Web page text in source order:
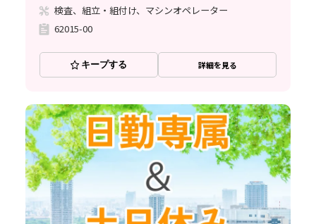
検査、組立・組付け、マシンオペレーター
62015-00
キープする 詳細を見る